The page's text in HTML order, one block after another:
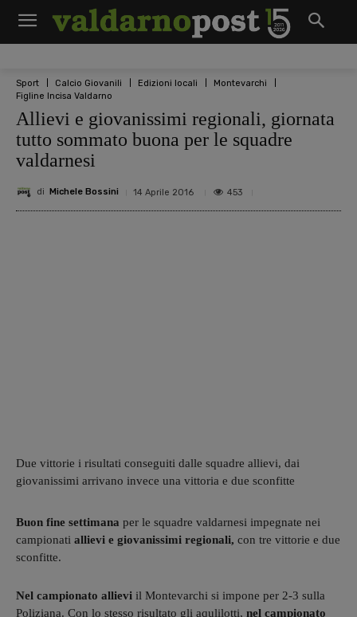
Sport Calcio Giovanili Edizioni locali
Montevarchi
Figline Incisa Valdarno
Allievi e giovanissimi regionali, giornata
tutto sommato buona per le squadre
valdarnesi
di Michele Bossini 14 Aprile 2016 453
Due vittorie i risultati conseguiti dalle squadre allievi, dai
giovanissimi arrivano invece una vittoria e due sconfitte
Buon fine settimana per le squadre valdarnesi impegnate nei
campionati allievi e giovanissimi regionali, con tre vittorie e due
sconfitte.
Nel campionato allievi il Montevarchi si impone per 2-3 sulla
Poliziana. Con lo stesso risultato gli aqulilotti, nel campionato